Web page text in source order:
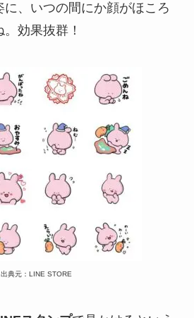
、いつの間にか顔がほころ
効果抜群！
出典元：LINE STORE